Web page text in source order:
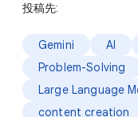
投稿先:
Gemini AI
Problem-Solving
Large Language
content creation